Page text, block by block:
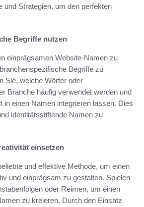
und Strategien, um den perfekten
Begriffe nutzen
einprägsamen Website-Namen zu
Begriffe zu
Sie, welche Wörter oder
Branche häufig verwendet werden und
in einen Namen integrieren lassen. Dies
identitätsstiftende Namen zu
einsetzen
und effektive Methode, um einen
und einprägsam zu gestalten. Spielen
oder Reimen, um einen
zu kreieren. Durch den Einsatz